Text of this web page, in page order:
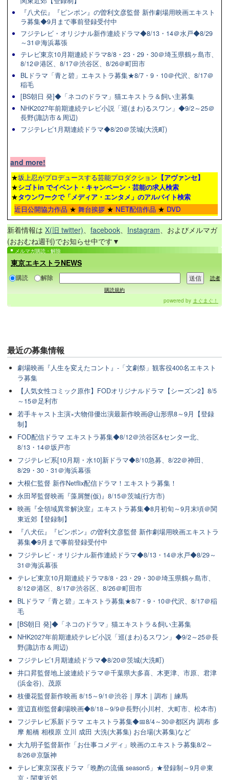
『八犬伝』『ピンポン』の曽利文彦監督 新作劇場用映画エキスト
ラ募集◆9月まで事前登録受付中
フジテレビ・オリジナル新作連続ドラマ◆8/13・14＠水戸◆8/29
～31＠海浜幕張
テレビ東京10月期連続ドラマ8/8・23・29・30＠埼玉県鶴ヶ島市、
8/12＠港区、8/17＠渋谷区、8/26＠町田市
BLドラマ「青と碧」エキストラ募集★8/7・9・10＠代沢、8/17＠
稲毛
[BS朝日 発]◆「ネコのドラマ」猫エキストラ＆飼い主募集
NHK2027年前期連続テレビ小説「巡(まわ)るスワン」◆9/2～25＠
長野(諏訪市＆周辺)
フジテレビ1月期連続ドラマ◆8/20＠茨城(大洗町)
and more!
★坂上忍がプロデュースする芸能プロダクション 【アヴァンセ】
★シゴトin でイベント・キャンペーン・芸能の求人検索
★タウンワークで「メディア・エンタメ」のアルバイト検索
近日公開協力作品 ★ 舞台挨拶 ★ NET配信作品 ★ DVD
新着情報は X(旧 twitter)、 facebook、 Instagram、およびメルマガ
(おおむね週刊)でお知らせ中です▼
メルマガ購読・解除
東京エキストラNEWS
購読 解除
読者
購読規約
powered by まぐまぐ！
最近の募集情報
劇場映画『人生を変えたコント』-「文劇祭」観客役400名エキスト
ラ募集
【人気女性コミック原作】FODオリジナルドラマ【シーズン2】8/5
～15＠足利市
若手キャスト主演×大物俳優出演最新作映画@山形県8～9月【登録
制】
FOD配信ドラマ エキストラ募集◆8/12＠渋谷区&センター北、
8/13・14＠坂戸市
フジテレビ系[10月期・水10]新ドラマ◆8/10急募、8/22＠神田、
8/29・30・31＠海浜幕張
大根仁監督 新作Netflix配信ドラマ！エキストラ募集！
永田琴監督映画『藻屑蟹(仮)』8/15＠茨城(行方市)
映画『全領域異常解決室』エキストラ募集◆8月初旬～9月末頃＠関
東近郊【登録制】
『八犬伝』『ピンポン』の曽利文彦監督 新作劇場用映画エキストラ
募集◆9月まで事前登録受付中
フジテレビ・オリジナル新作連続ドラマ◆8/13・14＠水戸◆8/29～
31＠海浜幕張
テレビ東京10月期連続ドラマ8/8・23・29・30＠埼玉県鶴ヶ島市、
8/12＠港区、8/17＠渋谷区、8/26＠町田市
BLドラマ「青と碧」エキストラ募集★8/7・9・10＠代沢、8/17＠稲
毛
[BS朝日 発]◆「ネコのドラマ」猫エキストラ＆飼い主募集
NHK2027年前期連続テレビ小説「巡(まわ)るスワン」◆9/2～25＠長
野(諏訪市＆周辺)
フジテレビ1月期連続ドラマ◆8/20＠茨城(大洗町)
井口昇監督地上波連続ドラマ＠千葉県大多喜、木更津、市原、君津
(浜金谷)、茂原
枝優花監督新作映画 8/15～9/1＠渋谷｜厚木｜調布｜練馬
渡辺直樹監督劇場映画◆8/18～9/9＠長野(小川村、大町市、松本市)
フジテレビ系新ドラマ エキストラ募集◆📅8/4～30＠都区内 調布 多
摩 船橋 相模原 立川 成田 大洗(大募集) お台場(大募集)など
大九明子監督新作「お仕事コメディ」映画のエキストラ募集8/2～
8/26＠京阪神
テレビ東京深夜ドラマ「晩酌の流儀 season5」★登録制～9月＠東
京・関東近郊